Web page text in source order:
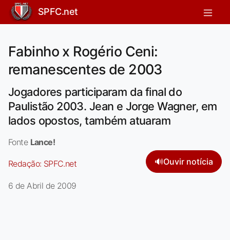
SPFC.net
Fabinho x Rogério Ceni:
remanescentes de 2003
Jogadores participaram da final do
Paulistão 2003. Jean e Jorge Wagner, em
lados opostos, também atuaram
Fonte Lance!
Redação: SPFC.net 🔊Ouvir notícia
6 de Abril de 2009